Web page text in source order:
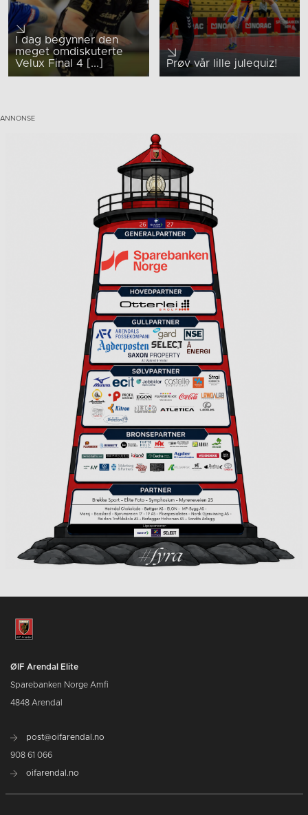
I dag begynner den
meget omdiskuterte
Velux Final 4 [...]
Prøv vår lille julequiz!
ØIF Arendal Elite
Sparebanken Norge Amfi
4848 Arendal
post@oifarendal.no
908 61 066
oifarendal.no